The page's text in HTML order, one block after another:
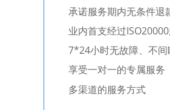
承诺服务期内无条件退
业内首支经过
7*24小时无故障、不
享受一对一的专属服务
多渠道的服务方式